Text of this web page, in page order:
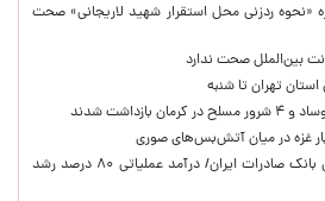
«نحوه ردزنی محل استقرار شهید لاریجانی» صحت
استان تهران تا شنبه
غزه در میان آتش‌بس‌های صوری
تغییر مثبت در عملکرد مالی بانک صادرات ایران/ درآمد عملیاتی ۸۰ درصد رشد